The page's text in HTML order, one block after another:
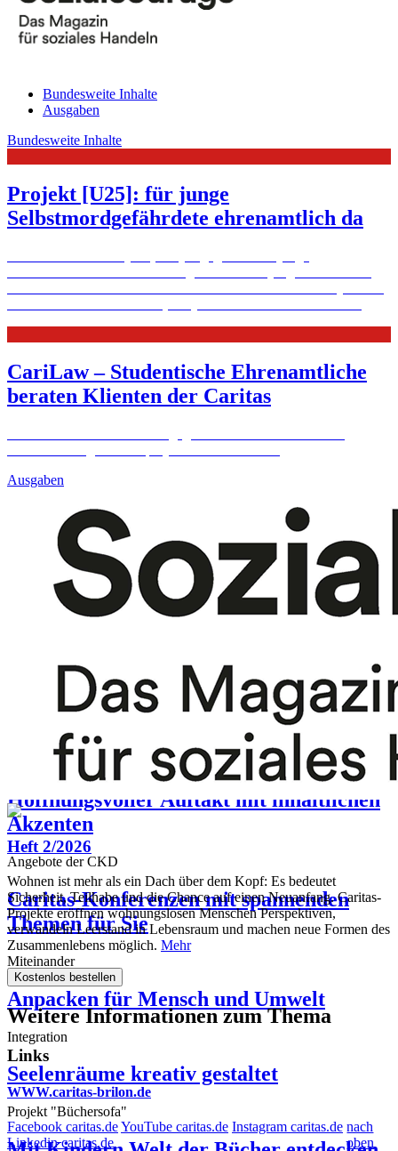
Bundesweite Inhalte
Ausgaben
Bundesweite Inhalte
Projekt [U25]: für junge
Selbstmordgefährdete ehrenamtlich da
CariLaw – Studentische Ehrenamtliche
beraten Klienten der Caritas
Ausgaben
Stiftung aktiv
Engagement gegen die Einsamkeit
Mittelstandspreis
Herz am rechten Fleck
Innovatio-Preis
Ehrenamtliche in Bodensee-Region
kümmern sich um LKW-Fahrer
Hoffnungsvoller Auftakt mit inhaltlichen
Akzenten
Angebote der CKD
Caritas-Konferenzen mit spannenden
Themen für Sie
Miteinander
Anpacken für Mensch und Umwelt
Integration
Seelenräume kreativ gestaltet
Projekt "Büchersofa"
Heft 2/2026
Wohnen ist mehr als ein Dach über dem Kopf: Es bedeutet
Sicherheit, Teilhabe und die Chance auf einen Neuanfang. Caritas-
Projekte eröffnen wohnungslosen Menschen Perspektiven,
verwandeln Leerstand in Lebensraum und machen neue Formen des
Zusammenlebens möglich. Mehr
Kostenlos bestellen
Weitere Informationen zum Thema
Links
WWW.caritas-brilon.de
Facebook caritas.deYouTube caritas.de Instagram caritas.de
Linkedin caritas.de
nach
oben